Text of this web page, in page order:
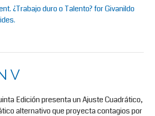
¿Trabajo duro o Talento? for Givanildo
V
Edición presenta un Ajuste Cuadrático,
alternativo que proyecta contagios por